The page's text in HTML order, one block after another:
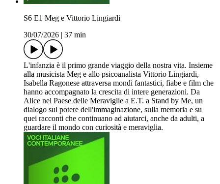
S6 E1 Meg e Vittorio Lingiardi
30/07/2026
37 min
L'infanzia è il primo grande viaggio della nostra vita. Insieme
alla musicista Meg e allo psicoanalista Vittorio Lingiardi,
Isabella Ragonese attraversa mondi fantastici, fiabe e film che
hanno accompagnato la crescita di intere generazioni. Da
Alice nel Paese delle Meraviglie a E.T. a Stand by Me, un
dialogo sul potere dell'immaginazione, sulla memoria e su
quei racconti che continuano ad aiutarci, anche da adulti, a
guardare il mondo con curiosità e meraviglia.